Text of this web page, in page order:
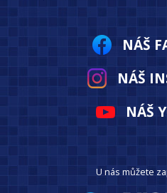
NÁŠ
NÁŠ
NÁŠ
U nás můžete